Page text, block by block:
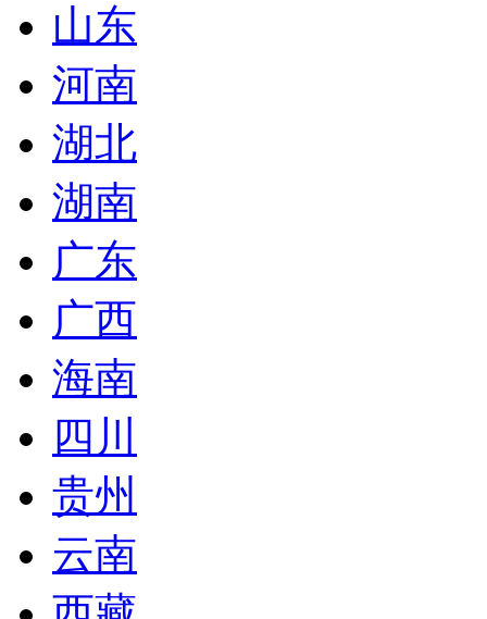
山东
河南
湖北
湖南
广东
广西
海南
四川
贵州
云南